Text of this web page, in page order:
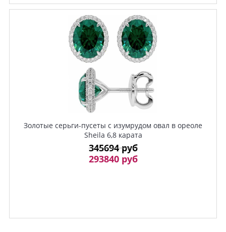
Золотые серьги-пусеты с изумрудом овал в ореоле
Sheila 6,8 карата
345694 руб
293840 руб